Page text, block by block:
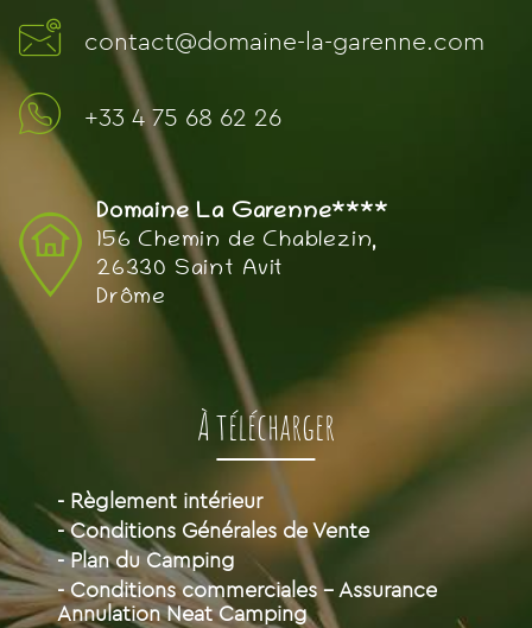
contact@domaine-la-garenne.com
+33 4 75 68 62 26
Domaine La Garenne****
156 Chemin de Chablezin,
26330 Saint Avit
Drôme
À télécharger
- Règlement intérieur
- Conditions Générales de Vente
- Plan du Camping
- Conditions commerciales - Assurance
Annulation Neat Camping